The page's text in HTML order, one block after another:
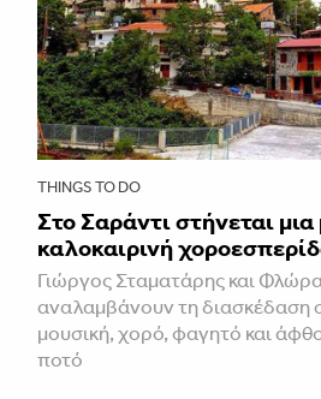
THINGS TO DO
Στο Σαράντι στήνεται
καλοκαιρινή
Γιώργος Σταματάρης και
αναλαμβάνουν τη διασκέδαση
μουσική, χορό, φαγητό και
ποτό